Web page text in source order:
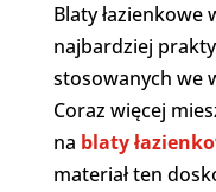
Blaty
najbardziej
stosowanych we
Coraz więcej
na blaty
materiał ten